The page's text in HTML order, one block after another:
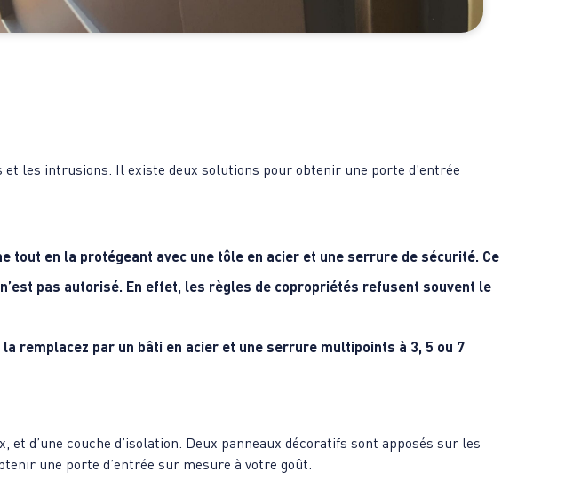
les intrusions. Il existe deux solutions pour obtenir une porte d’entrée
tout en la protégeant avec une tôle en acier et une serrure de sécurité. Ce
pas autorisé. En effet, les règles de copropriétés refusent souvent le
remplacez par un bâti en acier et une serrure multipoints à 3, 5 ou 7
d’une couche d’isolation. Deux panneaux décoratifs sont apposés sur les
une porte d’entrée sur mesure à votre goût.